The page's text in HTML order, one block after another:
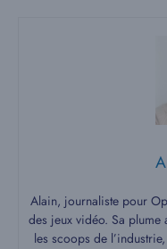
Alain, journaliste pour
des jeux vidéo. Sa plume
les scoops de